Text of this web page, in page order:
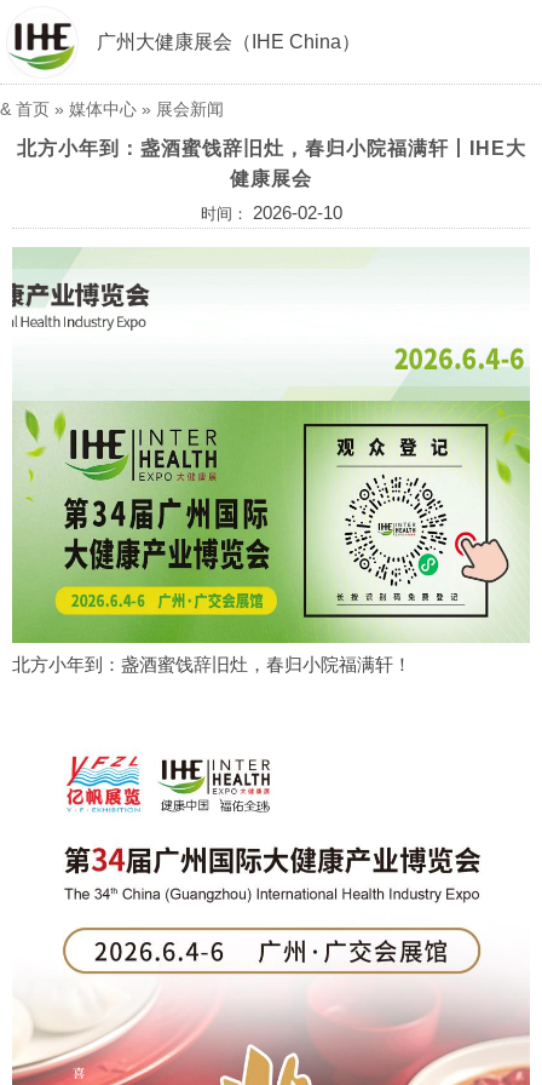
广州大健康展会（IHE China）
& 首页 » 媒体中心 » 展会新闻
北方小年到：盏酒蜜饯辞旧灶，春归小院福满轩丨IHE大
健康展会
时间： 2026-02-10
北方小年到：盏酒蜜饯辞旧灶，春归小院福满轩！